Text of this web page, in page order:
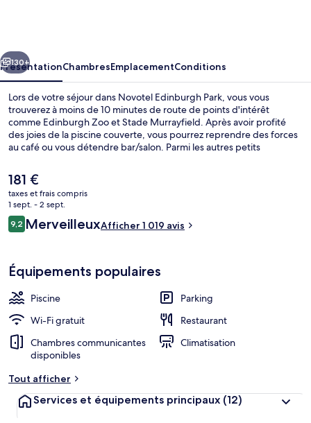
Suivant
130+
PrésentationChambresEmplacementConditions
Lors de votre séjour dans Novotel Edinburgh Park, vous vous
trouverez à moins de 10 minutes de route de points d'intérêt
comme Edinburgh Zoo et Stade Murrayfield. Après avoir profité
des joies de la piscine couverte, vous pourrez reprendre des forces
au café ou vous détendre bar/salon. Parmi les autres petits
sauna et un hammam. Les autres voyageurs adorent le personnel
attentionné et l'emplacement central. Les transports publics se
situent à une courte distance à pied : Station de tramway Edinburgh
Park est à 3 min et Station de tramway Edinburgh Park Central, à 13
min.
Le
prix
actuel
est
de
181 €
taxes et frais compris
1 sept. - 2 sept.
Avis
voyageurs
9,29,2 sur 10
MerveilleuxAfficher 1 019 avis
Équipements populaires
Piscine
Parking
Wi-Fi gratuit
Restaurant
Chambres communicantes
disponibles
Climatisation
Tout afficher
Services et équipements principaux (12)